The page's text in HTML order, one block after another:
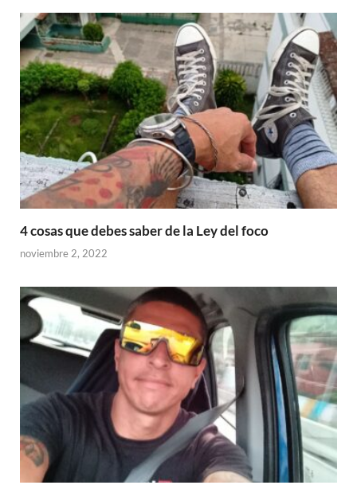
4 cosas que debes saber de la Ley del foco
noviembre 2, 2022